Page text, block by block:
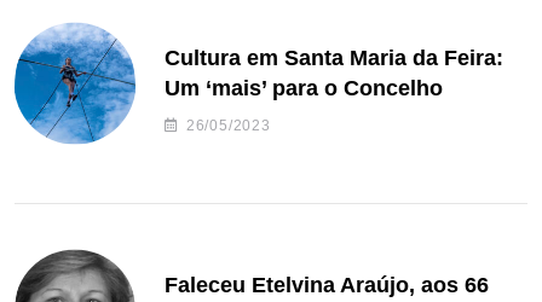
Cultura em Santa Maria da Feira:
Um ‘mais’ para o Concelho
26/05/2023
Faleceu Etelvina Araújo, aos 66